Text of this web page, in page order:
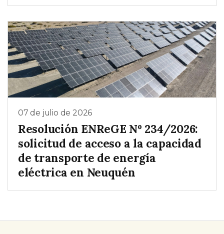
07 de julio de 2026
Resolución ENReGE Nº 234/2026:
solicitud de acceso a la capacidad
de transporte de energía
eléctrica en Neuquén